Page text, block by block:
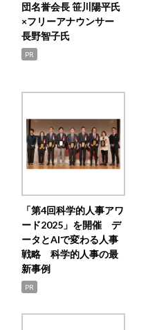
団名誉会長 笹川陽平氏
×フリーアナウンサー
長野智子氏
PR
「第4回科学的人事アワ
ード2025」を開催 デ
ータとAIで変わる人事
戦略 科学的人事の最
新事例
PR